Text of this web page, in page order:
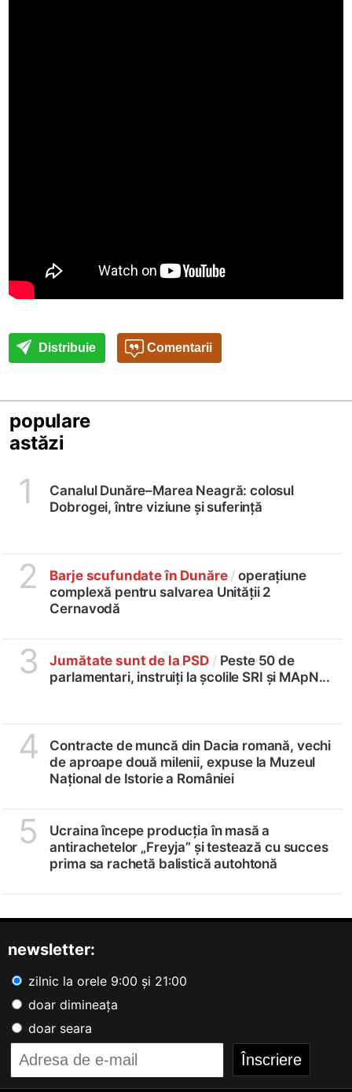
Distribuie Comentarii
populare
astăzi
1
Canalul Dunăre–Marea Neagră: colosul
Dobrogei, între viziune și suferință
2 Barje scufundate în Dunăre / operațiune
complexă pentru salvarea Unității 2
Cernavodă
3 Jumătate sunt de la PSD / Peste 50 de
parlamentari, instruiți la școlile SRI și MApN...
4
Contracte de muncă din Dacia romană, vechi
de aproape două milenii, expuse la Muzeul
Național de Istorie a României
5
Ucraina începe producția în masă a
antirachetelor „Freyja” și testează cu succes
prima sa rachetă balistică autohtonă
newsletter:
zilnic la orele 9:00 și 21:00
doar dimineața
doar seara